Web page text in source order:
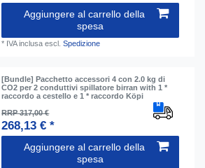
Aggiungere al carrello della
spesa
* IVA inclusa escl.Spedizione
[Bundle] Pacchetto accessori 4 con 2.0 kg di
CO2 per 2 conduttivi spillatore birran with 1 *
raccordo a cestello e 1 * raccordo Köpi
RRP 317,00 €
268,13 € *
Aggiungere al carrello della
spesa